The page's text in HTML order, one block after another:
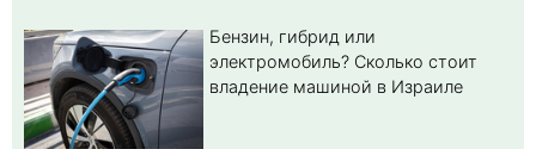
Бензин, гибрид или
электромобиль? Cколько стоит
владение машиной в Израиле